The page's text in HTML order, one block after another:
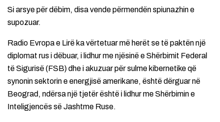
Si arsye për dëbim, disa vende përmendën spiunazhin e
supozuar.
Radio Evropa e Lirë ka vërtetuar më herët se të paktën një
diplomat rus i dëbuar, i lidhur me njësinë e Shërbimit Federal
të Sigurisë (FSB) dhe i akuzuar për sulme kibernetike që
synonin sektorin e energjisë amerikane, është dërguar në
Beograd, ndërsa një tjetër është i lidhur me Shërbimin e
Inteligjencës së Jashtme Ruse.